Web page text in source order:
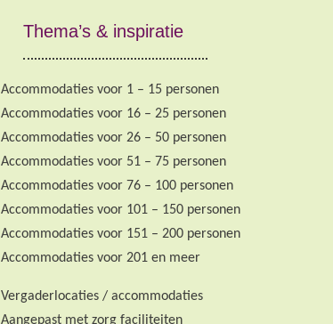
Thema’s & inspiratie
Accommodaties voor 1 – 15 personen
Accommodaties voor 16 – 25 personen
Accommodaties voor 26 – 50 personen
Accommodaties voor 51 – 75 personen
Accommodaties voor 76 – 100 personen
Accommodaties voor 101 – 150 personen
Accommodaties voor 151 – 200 personen
Accommodaties voor 201 en meer
Vergaderlocaties / accommodaties
Aangepast met zorg faciliteiten